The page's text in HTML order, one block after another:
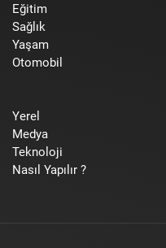
Eğitim
Sağlık
Yaşam
Otomobil
Yerel
Medya
Teknoloji
Nasıl Yapılır ?